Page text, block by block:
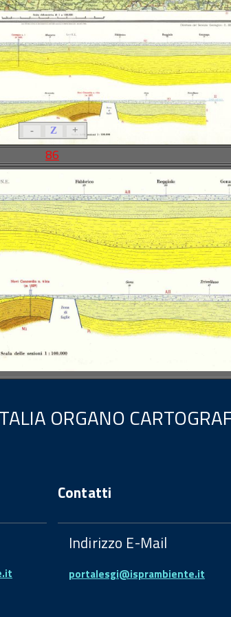
- Z +
86
ORGANO
Contatti
Indirizzo E-Mail
portalesgi@isprambiente.it